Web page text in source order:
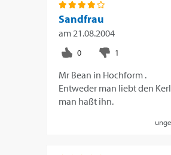
Sandfrau
am21.08.2004
Mr Bean in Hochform .
Entweder man liebt den
man haßt ihn.